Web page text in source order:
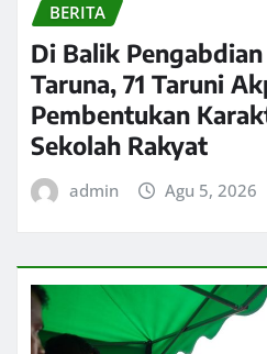
BERITA
Di Balik
Taruna, 71 Taruni
Pembentukan
Sekolah Rakyat
admin Agu 5, 2026